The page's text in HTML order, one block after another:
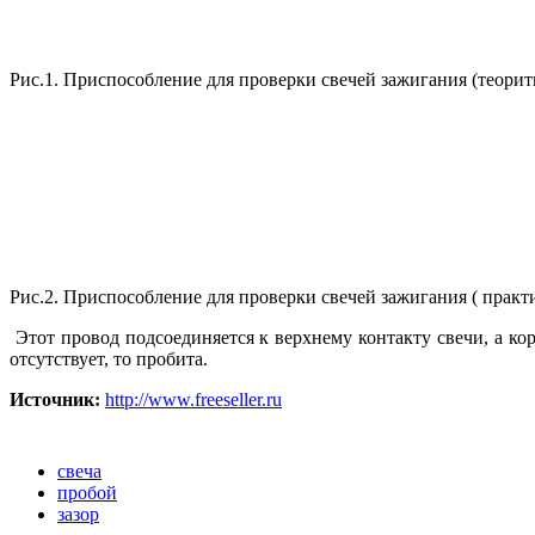
Рис.1. Приспособление для проверки свечей зажигания
Рис.2. Приспособление для проверки свечей зажигания (
Этот провод подсоединяется к верхнему контакту свечи, а
отсутствует, то пробита.
Источник: http://www.freeseller.ru
свеча
пробой
зазор